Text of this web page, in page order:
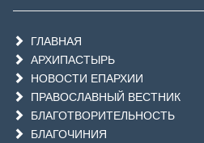
ГЛАВНАЯ
АРХИПАСТЫРЬ
НОВОСТИ ЕПАРХИИ
ПРАВОСЛАВНЫЙ ВЕСТНИК
БЛАГОТВОРИТЕЛЬНОСТЬ
БЛАГОЧИНИЯ